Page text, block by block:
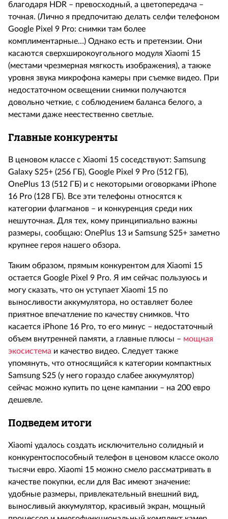
благодаря HDR – превосходный, а цветопередача –
точная. (Лично я предпочитаю делать селфи телефоном
Google Pixel 9 Pro: снимки там более
комплиментарные…) Однако есть и претензии. Они
касаются сверхширокоугольного модуля Xiaomi 15
(местами чрезмерная мягкость изображения), а также
уровня звука микрофона камеры при съемке видео. При
недостаточном освещении снимки получаются
довольно четкие, с соблюдением баланса белого, а
местами даже неестественно светлые.
Главные конкуренты
В ценовом классе с Xiaomi 15 соседствуют: Samsung
Galaxy S25+ (256 ГБ), Google Pixel 9 Pro (512 ГБ),
OnePlus 13 (512 ГБ) и с некоторыми оговорками iPhone
16 Pro (128 ГБ). Все эти телефоны относятся к
категории флагманов – и конкуренция среди них
нешуточная. Для тех, кому принципиально важны
размеры, сообщаю: OnePlus 13 и Samsung S25+ заметно
крупнее героя нашего обзора.
Таким образом, прямым конкурентом для Xiaomi 15
остается Google Pixel 9 Pro. Я им сейчас пользуюсь и
могу сказать, что он уступает Xiaomi 15 по
выносливости аккумулятора, но оставляет более
приятное впечатление по качеству снимков. Что
касается iPhone 16 Pro, то его минус – недостаточный
объем внутренней памяти, а главные плюсы – мощная
экосистема и качество видео. Следует также
упомянуть, что относящийся к категории компактных
Samsung S25 (у него гораздо слабее аккумулятор)
сейчас можно купить по цене кампании – на 200 евро
дешевле.
Подведем итоги
Xiaomi удалось создать исключительно солидный и
конкурентоспособный телефон в ценовом классе около
тысячи евро. Xiaomi 15 можно смело рассматривать в
качестве покупки, если для Вас имеют значение:
удобные размеры, привлекательный внешний вид,
выносливый аккумулятор, красивый экран, мощный